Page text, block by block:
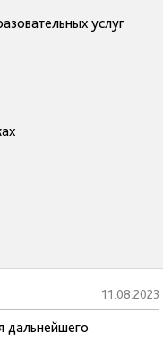
услуг
11.08.2023
дальнейшего